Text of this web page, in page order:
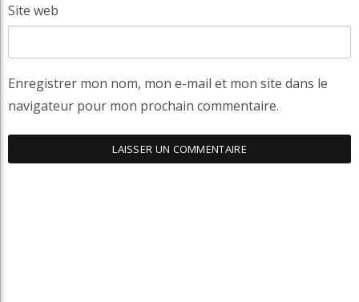
Site web
Enregistrer mon nom, mon e-mail et mon site dans le
navigateur pour mon prochain commentaire.